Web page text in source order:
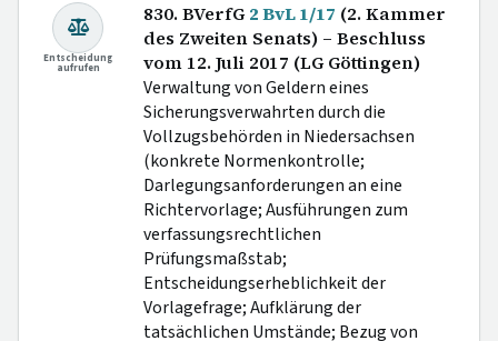
Entscheidung
aufrufen
830. BVerfG 2 BvL 1/17 (2. Kammer
des Zweiten Senats) – Beschluss
vom 12. Juli 2017 (LG Göttingen)
Verwaltung von Geldern eines
Sicherungsverwahrten durch die
Vollzugsbehörden in Niedersachsen
(konkrete Normenkontrolle;
Darlegungsanforderungen an eine
Richtervorlage; Ausführungen zum
verfassungsrechtlichen
Prüfungsmaßstab;
Entscheidungserheblichkeit der
Vorlagefrage; Aufklärung der
tatsächlichen Umstände; Bezug von